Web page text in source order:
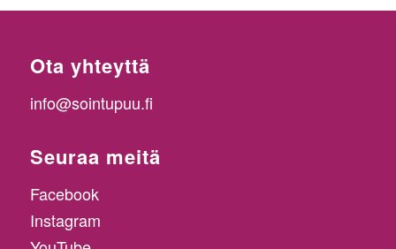
Ota yhteyttä
info@sointupuu.fi
Seuraa meitä
Facebook
Instagram